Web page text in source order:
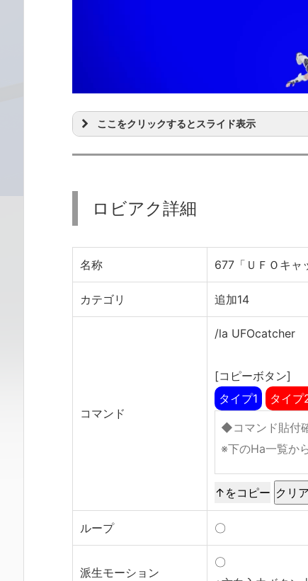
ここをクリックするとスライド表示
ロビアク詳細
名称 677「ＵＦＯキャ
カテゴリ 追加14
コマンド
/la UFOcatcher
[コピーボタン]
タイプ1
タイプ
↑をコピー
ループ 〇
派生モーション
〇